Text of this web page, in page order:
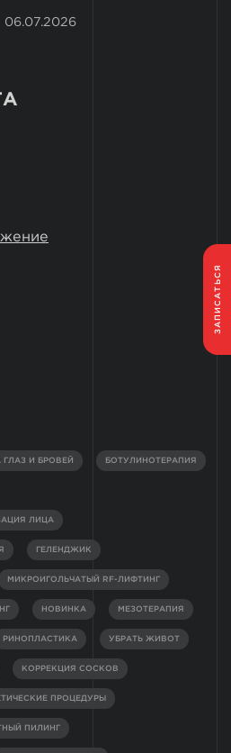
ЗАПИСАТЬСЯ
06.07.2026
И БРОВЕЙ БОТУЛИНОТЕРАПИЯ
ЛИЦА
ГЕЛЕНДЖИК
МИКРОИГОЛЬЧАТЫЙ RF-ЛИФТИНГ
НОВИНКА МЕЗОТЕРАПИЯ
РИНОПЛАСТИКА УБРАТЬ ЖИВОТ
КОРРЕКЦИЯ СОСКОВ
ПРОЦЕДУРЫ
ПИЛИНГ